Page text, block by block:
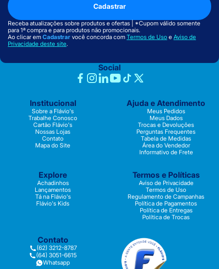
Cadastrar
Receba atualizações sobre produtos e ofertas | *Cupom válido somente
para 1ª compra e para produtos não promocionais.
Ao clicar em Cadastrar você concorda com Termos de Uso e Aviso de
Privacidade deste site.
Social
Institucional
Sobre a Flávio's
Trabalhe Conosco
Cartão Flávio's
Nossas Lojas
Contato
Mapa do Site
Ajuda e Atendimento
Meus Pedidos
Meus Dados
Trocas e Devoluções
Perguntas Frequentes
Tabela de Medidas
Área do Vendedor
Informativo de Frete
Explore
Achadinhos
Lançamentos
Tá na Flávio's
Flávio's Kids
Termos e Políticas
Aviso de Privacidade
Termos de Uso
Regulamento de Campanhas
Política de Pagamentos
Política de Entregas
Política de Trocas
Contato
(62) 3212-8787
(64) 3051-6615
Whatsapp